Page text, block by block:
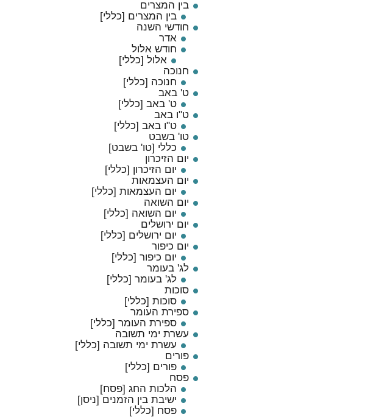
בין המצרים
בין המצרים [כללי]
חודשי השנה
אדר
חודש אלול
אלול [כללי]
חנוכה
חנוכה [כללי]
ט' באב
ט' באב [כללי]
ט"ו באב
ט"ו באב [כללי]
טו' בשבט
כללי [טו' בשבט]
יום הזיכרון
יום הזיכרון [כללי]
יום העצמאות
יום העצמאות [כללי]
יום השואה
יום השואה [כללי]
יום ירושלים
יום ירושלים [כללי]
יום כיפור
יום כיפור [כללי]
לג' בעומר
לג' בעומר [כללי]
סוכות
סוכות [כללי]
ספירת העומר
ספירת העומר [כללי]
עשרת ימי תשובה
עשרת ימי תשובה [כללי]
פורים
פורים [כללי]
פסח
הלכות החג [פסח]
ישיבת בין הזמנים [ניסן]
פסח [כללי]